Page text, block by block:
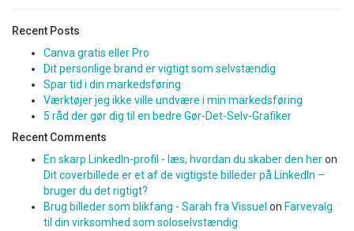
Recent Posts
Canva gratis eller Pro
Dit personlige brand er vigtigt som selvstændig
Spar tid i din markedsføring
Værktøjer jeg ikke ville undvære i min markedsføring
5 råd der gør dig til en bedre Gør-Det-Selv-Grafiker
Recent Comments
En skarp LinkedIn-profil - læs, hvordan du skaber den heron
Dit coverbillede er et af de vigtigste billeder på LinkedIn –
bruger du det rigtigt?
Brug billeder som blikfang - Sarah fra Vissuel on Farvevalg
til din virksomhed som soloselvstændig